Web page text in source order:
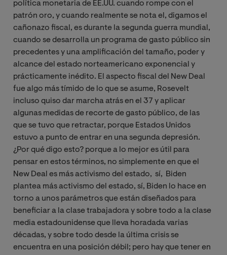
política monetaria de EE.UU. cuando rompe con el
patrón oro, y cuando realmente se nota el, digamos el
cañonazo fiscal, es durante la segunda guerra mundial,
cuando se desarrolla un programa de gasto público sin
precedentes y una amplificación del tamaño, poder y
alcance del estado norteamericano exponencial y
prácticamente inédito. El aspecto fiscal del New Deal
fue algo más tímido de lo que se asume, Rosevelt
incluso quiso dar marcha atrás en el 37 y aplicar
algunas medidas de recorte de gasto público, de las
que se tuvo que retractar, porque Estados Unidos
estuvo a punto de entrar en una segunda depresión.
¿Por qué digo esto? porque a lo mejor es útil para
pensar en estos términos, no simplemente en que el
New Deal es más activismo del estado, sí, Biden
plantea más activismo del estado, sí, Biden lo hace en
torno a unos parámetros que están diseñados para
beneficiar a la clase trabajadora y sobre todo a la clase
media estadounidense que lleva horadada varias
décadas, y sobre todo desde la última crisis se
encuentra en una posición débil; pero hay que tener en